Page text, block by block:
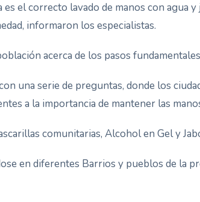
el correcto lavado de manos con agua
informaron los especialistas.
acerca de los pasos
una serie de preguntas, donde los
a la importancia de mantener las
comunitarias, Alcohol en Gel y
en diferentes Barrios y pueblos de la